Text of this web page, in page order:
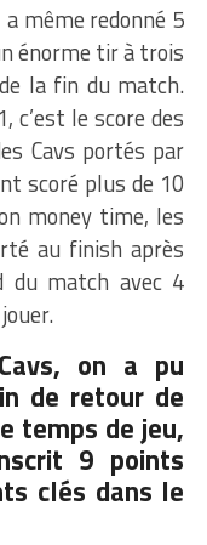
même redonné 5
énorme tir à trois
la fin du match.
c’est le score des
Cavs portés par
scoré plus de 10
money time, les
au finish après
du match avec 4
on a pu
de retour de
temps de jeu,
9 points
clés dans le